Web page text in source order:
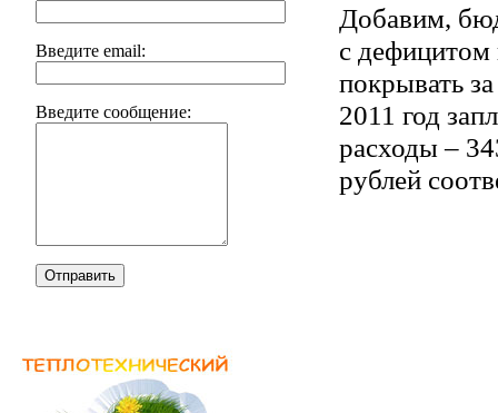
Введите email:
Введите сообщение:
Отправить
Добавим,
с дефицитом
покрывать
2011 год
расходы –
рублей